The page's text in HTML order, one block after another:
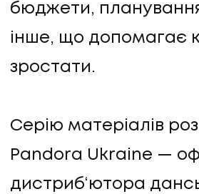
бюджети,
інше, що допомагає
зростати.
Серію матеріалів
Pandora Ukraine —
дистриб‘ютора